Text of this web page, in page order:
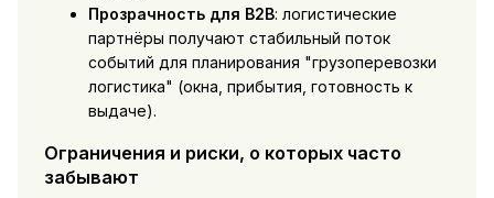
Прозрачность для B2B: логистические
партнёры получают стабильный поток
событий для планирования "грузоперевозки
логистика" (окна, прибытия, готовность к
выдаче).
Ограничения и риски, о которых часто
забывают